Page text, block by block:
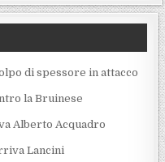
di spessore in attacco
la Bruinese
Alberto Acquadro
Lancini